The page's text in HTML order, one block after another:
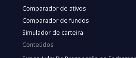
Comparador de ativos
Comparador de fundos
Simulador de carteira
Conteúdos